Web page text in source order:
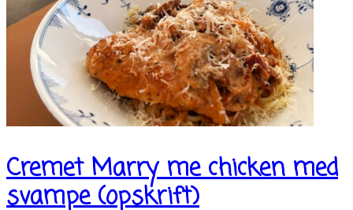
Cremet Marry me chicken med
svampe (opskrift)